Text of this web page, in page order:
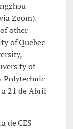
Zoom).
other
of Quebec
of
Polytechnic
21 de Abril
de CES